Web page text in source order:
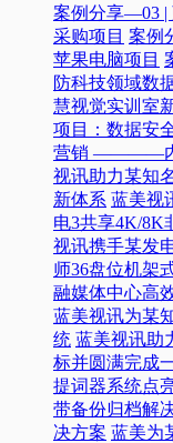
案例分享—03 |
采购项目 案例
苹果电脑项目
防科技领域数
慧视觉实训室
项目：数据安
营销 ————内
视讯助力某知
新体系 蓝美视
电3共享4K/8K
视讯携手某发
师36盘位机架
融媒体中心高
蓝美视讯为某
统 蓝美视讯助
标并圆满完成
提词器系统点
带备份归档解
决方案 蓝美为